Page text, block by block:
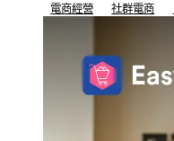
電商經營 社群電商